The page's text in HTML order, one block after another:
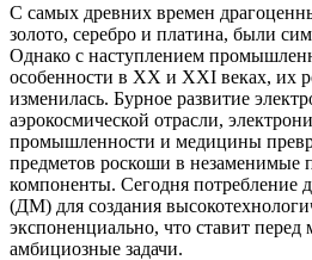
С самых древних времен
золото, серебро и платина, были
Однако с наступлением
особенности в XX и XXI веках, их
изменилась. Бурное развитие
аэрокосмической отрасли,
промышленности и медицины
предметов роскоши в
компоненты. Сегодня потребление
(ДМ) для создания
экспоненциально, что ставит перед
амбициозные задачи.